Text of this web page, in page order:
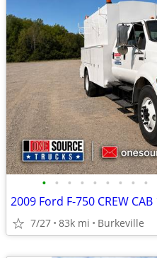
• • • • • • • • •
7/27 83k mi Burkeville